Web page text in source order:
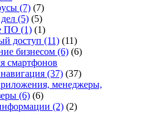
(7) (7)
(5) (5)
ПО (1) (1)
доступ (11) (11)
бизнесом (6) (6)
смартфонов
(37) (37)
менеджеры,
(6) (6)
(2) (2)